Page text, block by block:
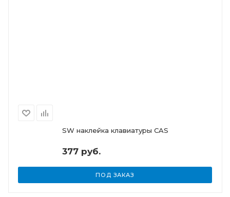
SW наклейка клавиатуры CAS
377 руб.
ПОД ЗАКАЗ